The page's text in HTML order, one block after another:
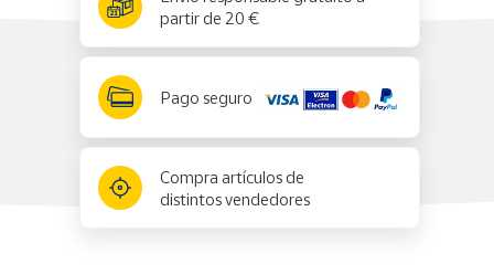
partir de 20 €
Pago seguro
Compra artículos de
distintos vendedores